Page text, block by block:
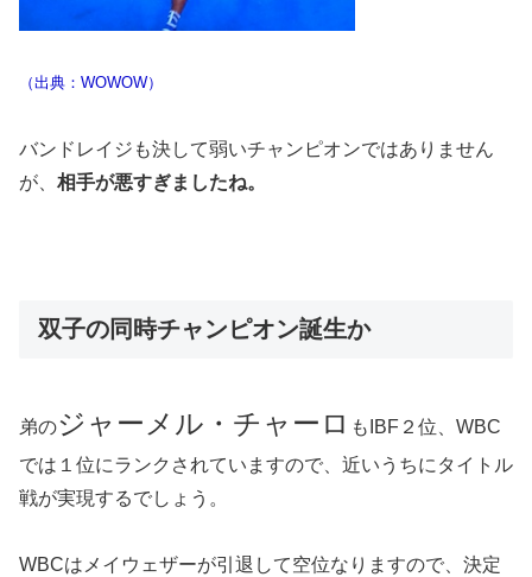
（出典：WOWOW）
バンドレイジも決して弱いチャンピオンではありません
が、 相手が悪すぎましたね。
双子の同時チャンピオン誕生か
弟のジャーメル・チャーロ もIBF２位、WBC
では１位にランクされていますので、近いうちにタイトル
戦が実現するでしょう。
WBCはメイウェザーが引退して空位なりますので、決定